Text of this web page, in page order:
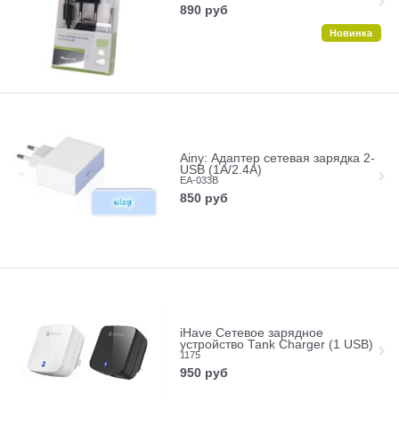
890 руб
Новинка
Ainy: Адаптер сетевая зарядка 2-
USB (1A/2.4A)
EA-033B
850 руб
iHave Сетевое зарядное
устройство Tank Charger (1 USB)
1175
950 руб